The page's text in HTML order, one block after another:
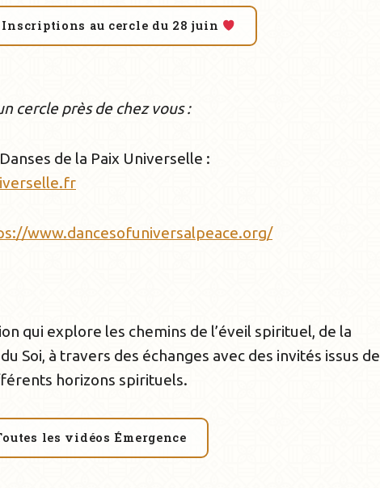
au cercle du 28 juin
cercle près de chez vous :
de la Paix Universelle :
www.dancesofuniversalpeace.org/
qui explore les chemins de l’éveil spirituel, de la
Soi, à travers des échanges avec des invités issus de
horizons spirituels.
les vidéos Émergence